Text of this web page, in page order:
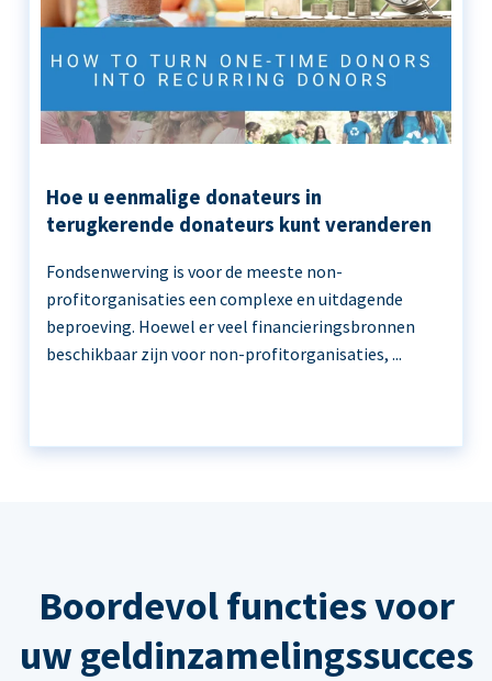
Hoe u eenmalige donateurs in
terugkerende donateurs kunt veranderen
Fondsenwerving is voor de meeste non-
profitorganisaties een complexe en uitdagende
beproeving. Hoewel er veel financieringsbronnen
beschikbaar zijn voor non-profitorganisaties, ...
Boordevol functies voor
uw geldinzamelingssucces